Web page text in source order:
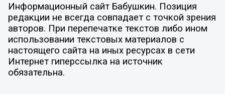
Информационный сайт Бабушкин. Позиция
редакции не всегда совпадает с точкой зрения
авторов. При перепечатке текстов либо ином
использовании текстовых материалов с
настоящего сайта на иных ресурсах в сети
Интернет гиперссылка на источник
обязательна.